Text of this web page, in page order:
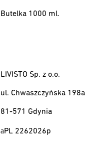
Butelka 1000 ml.
LIVISTO Sp. z o.o.
ul. Chwaszczyńska 198a
81-571 Gdynia
aPL 2262026p